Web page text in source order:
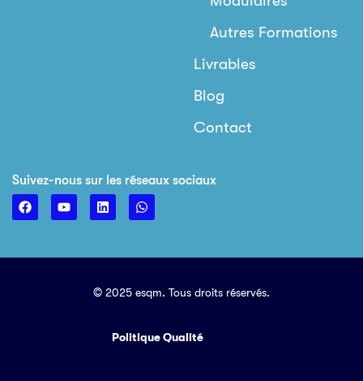
Autres Formations
Livrables
Blog
Contact
Suivez-nous sur les réseaux sociaux
© 2025 esqm. Tous droits réservés.
Politique Qualité